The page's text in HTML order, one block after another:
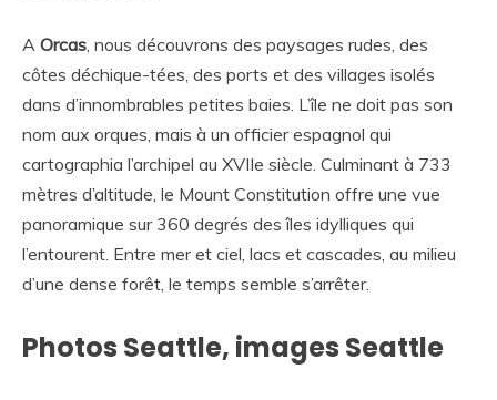
A Orcas , nous découvrons des paysages rudes, des
côtes déchique-tées, des ports et des villages isolés
dans d’innombrables petites baies. L’île ne doit pas son
nom aux orques, mais à un officier espagnol qui
cartographia l’archipel au XVIIe siècle. Culminant à 733
mètres d’altitude, le Mount Constitution offre une vue
panoramique sur 360 degrés des îles idylliques qui
l’entourent. Entre mer et ciel, lacs et cascades, au milieu
d’une dense forêt, le temps semble s’arrêter.
Photos Seattle, images Seattle